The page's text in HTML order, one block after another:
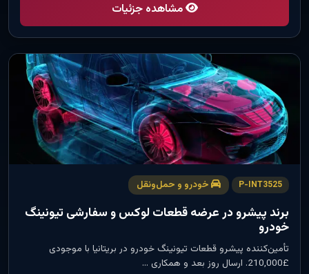
مشاهده جزئیات
P-INT3525 خودرو و حمل‌ونقل
برند پیشرو در عرضه قطعات لوکس و سفارشی تیونینگ
خودرو
تأمین‌کننده پیشرو قطعات تیونینگ خودرو در بریتانیا با موجودی
£210,000. ارسال روز بعد و همکاری …